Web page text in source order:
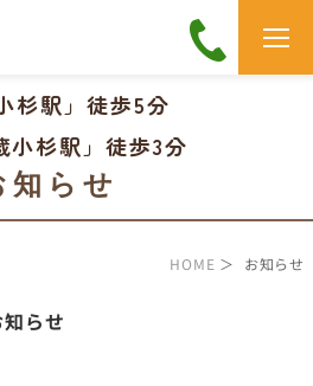
杉駅」徒歩5分
小杉駅」徒歩3分
知らせ
HOME ＞ お知らせ
らせ